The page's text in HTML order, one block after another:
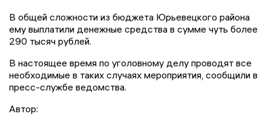
В общей сложности из бюджета Юрьевецкого района
ему выплатили денежные средства в сумме чуть более
290 тысяч рублей.
В настоящее время по уголовному делу проводят все
необходимые в таких случаях мероприятия, сообщили в
пресс-службе ведомства.
Автор: